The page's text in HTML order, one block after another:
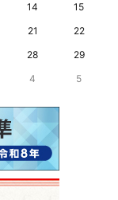
14
15
21
22
28
29
4 5